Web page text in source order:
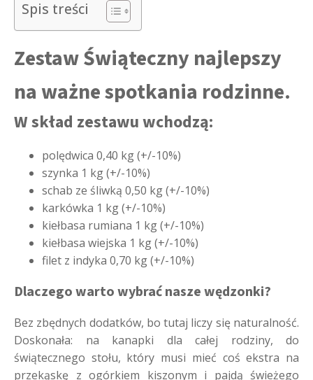
Spis treści
Zestaw Świąteczny najlepszy
na ważne spotkania rodzinne.
W skład zestawu wchodzą:
polędwica 0,40 kg (+/-10%)
szynka 1 kg (+/-10%)
schab ze śliwką 0,50 kg (+/-10%)
karkówka 1 kg (+/-10%)
kiełbasa rumiana 1 kg (+/-10%)
kiełbasa wiejska 1 kg (+/-10%)
filet z indyka 0,70 kg (+/-10%)
Dlaczego warto wybrać nasze wędzonki?
Bez zbędnych dodatków, bo tutaj liczy się naturalność.
Doskonała: na kanapki dla całej rodziny, do
świątecznego stołu, który musi mieć coś ekstra na
przekąskę z ogórkiem kiszonym i pajdą świeżego